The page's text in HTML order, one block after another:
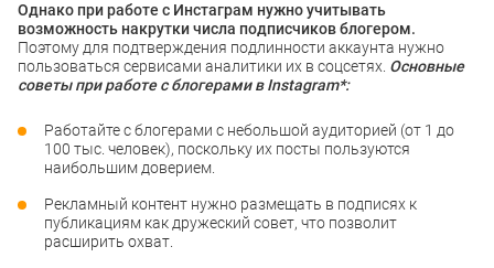
Однако при работе с Инстаграм нужно учитывать
возможность накрутки числа подписчиков блогером.
Поэтому для подтверждения подлинности аккаунта нужно
пользоваться сервисами аналитики их в соцсетях. Основные
советы при работе с блогерами в Instagram*:
Работайте с блогерами с небольшой аудиторией (от 1 до
100 тыс. человек), поскольку их посты пользуются
наибольшим доверием.
Рекламный контент нужно размещать в подписях к
публикациям как дружеский совет, что позволит
расширить охват.